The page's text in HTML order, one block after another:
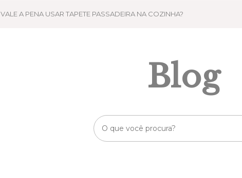
VALE A PENA USAR TAPETE PASSADEIRA NA COZINHA?
Blog